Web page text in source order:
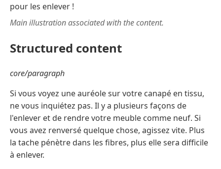
Main illustration associated with the content.
Structured content
core/paragraph
Si vous voyez une auréole sur votre canapé en tissu,
ne vous inquiétez pas. Il y a plusieurs façons de
l'enlever et de rendre votre meuble comme neuf. Si
vous avez renversé quelque chose, agissez vite. Plus
la tache pénètre dans les fibres, plus elle sera difficile
à enlever.